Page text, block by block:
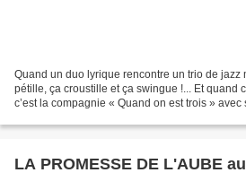
Quand un duo lyrique rencontre un trio de jazz
pétille, ça croustille et ça swingue !... Et quand
c’est la compagnie « Quand on est trois »
LA PROMESSE DE L'AUBE